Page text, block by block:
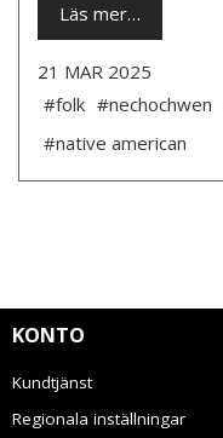
Läs mer…
21 MAR 2025
#folk #nechochwen
#native american
KONTO
Kundtjänst
Regionala inställningar